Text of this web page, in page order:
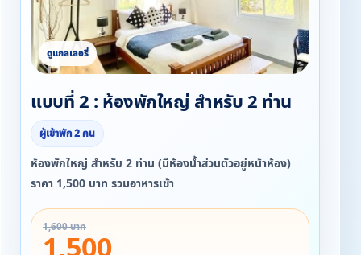
แบบที่ 2 : ห้องพักใหญ่ สำหรับ 2 ท่าน
ผู้เข้าพัก 2 คน
ห้องพักใหญ่ สำหรับ 2 ท่าน (มีห้องน้ำส่วนตัวอยู่หน้าห้อง)
ราคา 1,500 บาท รวมอาหารเช้า
1,600 บาท